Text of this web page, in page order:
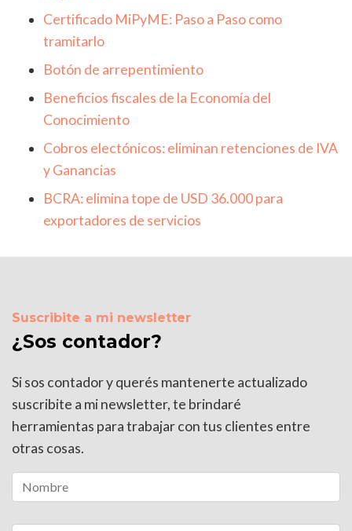
Certificado MiPyME: Paso a Paso como
tramitarlo
Botón de arrepentimiento
Beneficios fiscales de la Economía del
Conocimiento
Cobros electónicos: eliminan retenciones de IVA
y Ganancias
BCRA: elimina tope de USD 36.000 para
exportadores de servicios
Suscribite a mi newsletter
¿Sos contador?
Si sos contador y querés mantenerte actualizado
suscribite a mi newsletter, te brindaré
herramientas para trabajar con tus clientes entre
otras cosas.